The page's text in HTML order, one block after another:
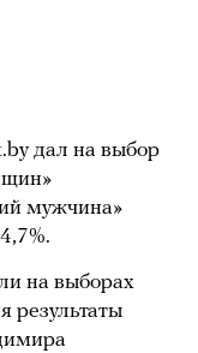
дал на выбор
мужчина»
на выборах
результаты